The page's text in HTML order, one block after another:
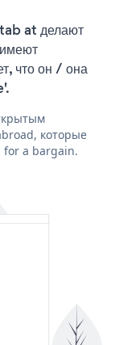
at делают
что он / она
которые
for a bargain.